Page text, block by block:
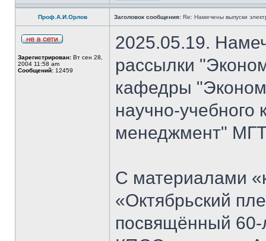
Проф.А.И.Орлов Заголовок сообщения: Re: Намечены выпуски
Зарегистрирован: Вт сен 28,
2004 11:58 am
Сообщений: 12459
2025.05.19.
рассылки
кафедры
научно-
менеджмент"
С материалами
«Октябрьский
посвящённый 60-